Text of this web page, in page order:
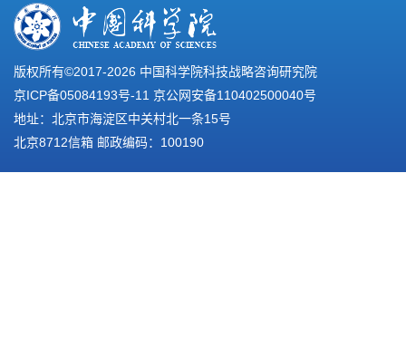
版权所有©2017-2026 中国科学院科技战略咨询研究院
京ICP备05084193号-11 京公网安备110402500040号
地址：北京市海淀区中关村北一条15号
北京8712信箱 邮政编码：100190